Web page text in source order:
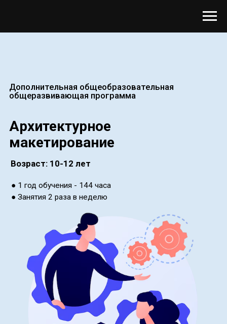
Архитектурное
макетирование
ЗАПИСАТЬСЯ
● 1 год обучения - 144 часа
● Занятия 2 раза в неделю